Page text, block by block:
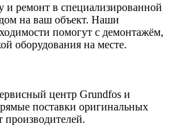
и ремонт в специализированной
на ваш объект. Наши
помогут с демонтажём,
оборудования на месте.
центр Grundfos и
поставки оригинальных
производителей.